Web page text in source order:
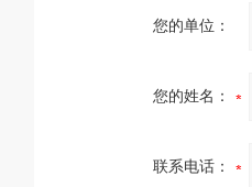
您的单位：
您的姓名：
联系电话：